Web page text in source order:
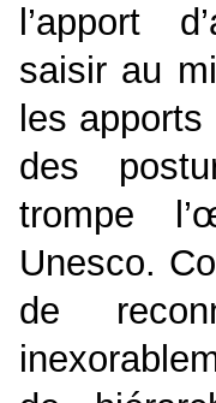
l’apport
saisir au
les
des
trompe
Unesco.
de